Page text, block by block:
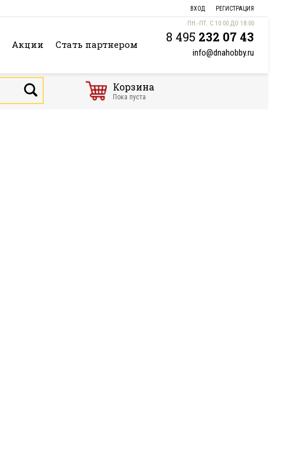
ВХОД РЕГИСТРАЦИЯ
Акции Стать партнером
ПН.-ПТ. С 10:00 ДО 18:00
8 495 232 07 43
info@dnahobby.ru
Корзина
Пока пуста